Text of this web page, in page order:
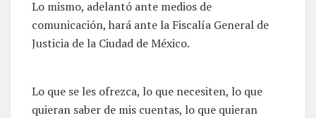
Lo mismo, adelantó ante medios de
comunicación, hará ante la Fiscalía General de
Justicia de la Ciudad de México.
Lo que se les ofrezca, lo que necesiten, lo que
quieran saber de mis cuentas, lo que quieran